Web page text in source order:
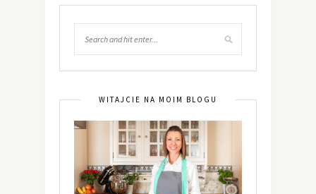
WITAJCIE NA MOIM BLOGU